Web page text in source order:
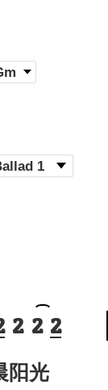
]
1 )
2 2 2
光